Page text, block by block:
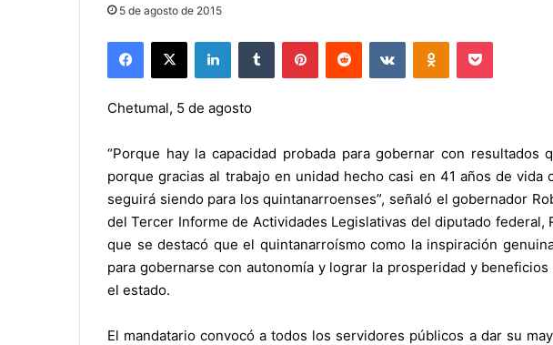
5 de agosto de 2015
Facebook
X LinkedInTumblr PinterestReddit VKontakteOdnoklassniki
Pocket
Chetumal, 5 de agosto
“Porque hay la capacidad probada para gobernar con resultados
porque gracias al trabajo en unidad hecho casi en 41 años de vida
seguirá siendo para los quintanarroenses”, señaló el gobernador
del Tercer Informe de Actividades Legislativas del diputado federal,
que se destacó que el quintanarroísmo como la inspiración
para gobernarse con autonomía y lograr la prosperidad y
el estado.
El mandatario convocó a todos los servidores públicos a dar su